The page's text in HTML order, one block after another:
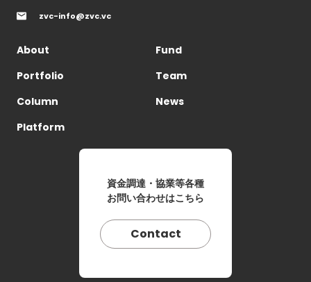
zvc-info@zvc.vc
About
Fund
Portfolio
Team
Column
News
Platform
資金調達・協業等各種
お問い合わせはこちら
Contact